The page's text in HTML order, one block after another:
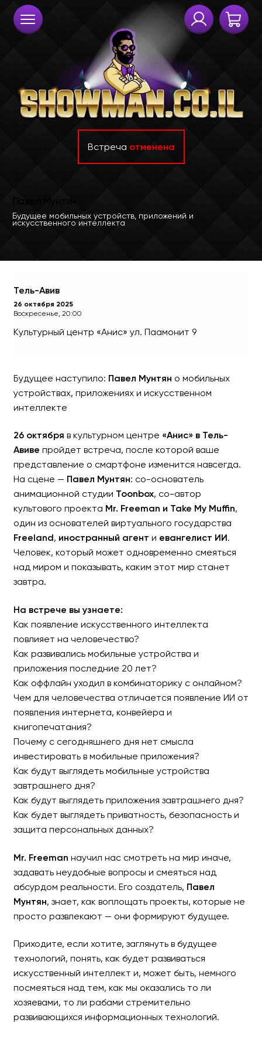
Встреча отменена
Павел Мунтян
Будущее мобильных
искусственного интеллекта
Тель-Авив
26 октября 2025
Воскресенье, 20:00
Культурный центр «Анис» ул. Паамонит 9
Будущее наступило: Павел Мунтян о мобильных
устройствах, приложениях и искусственном
интеллекте
26 октября в культурном центре «Анис» в Тель-
Авиве пройдет встреча, после которой ваше
представление о смартфоне изменится навсегда.
На сцене — Павел Мунтян: со-основатель
анимационной студии Toonbox, со-автор
культового проекта Mr. Freeman и Take My Muffin,
один из основателей виртуального государства
Freeland, иностранный агент и евангелист ИИ.
Человек, который может одновременно смеяться
над миром и показывать, каким этот мир станет
завтра.
На встрече вы узнаете:
Как появление искусственного интеллекта
повлияет на человечество?
Как развивались мобильные устройства и
приложения последние 20 лет?
Как оффлайн уходил в комбинаторику с онлайном?
Чем для человечества отличается появление ИИ от
появления интернета, конвейера и
книгопечатания?
Почему с сегодняшнего дня нет смысла
инвестировать в мобильные приложения?
Как будут выглядеть мобильные устройства
завтрашнего дня?
Как будут выглядеть приложения завтрашнего дня?
Как будет выглядеть приватность, безопасность и
защита персональных данных?
Mr. Freeman научил нас смотреть на мир иначе,
задавать неудобные вопросы и смеяться над
абсурдом реальности. Его создатель, Павел
Мунтян, знает, как воплощать проекты, которые не
просто развлекают — они формируют будущее.
Приходите, если хотите, заглянуть в будущее
технологий, понять, как будет развиваться
искусственный интеллект и, может быть, немного
посмеяться над тем, как мы оказались то ли
хозяевами, то ли рабами стремительно
развивающихся информационных технологий.